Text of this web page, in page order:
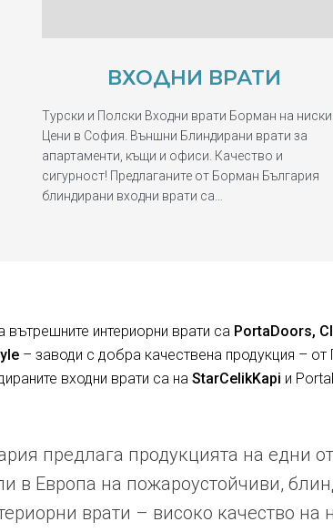
ВХОДНИ ВРАТИ
Турски и Полски Входни врати Борман на ниски
Цени в София. Външни Блиндирани врати за
апартаменти, къщи и офиси. Качество и
сигурност! Предлаганите от Борман България
блиндирани входни врати са…
вътрешните интериорни врати са PortaDoors,
– заводи с добра качествена продукция – от
входни врати са на StarCelikKapi и
предлага продукцията на едни
в Европа на пожароустойчиви,
врати – високо качество на